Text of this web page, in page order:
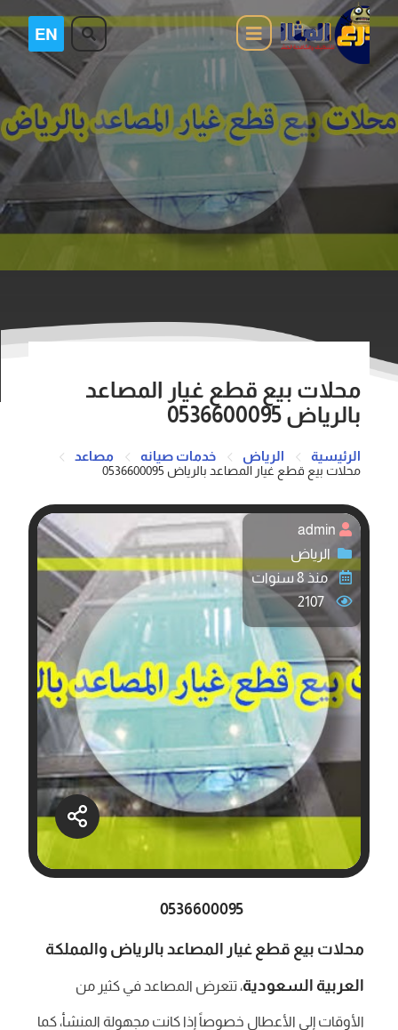
محلات بيع قطع غيار المصاعد
بالرياض 0536600095
الرئيسية الرياض خدمات صيانه مصاعد
محلات بيع قطع غيار المصاعد بالرياض 0536600095
admin
الرياض
منذ 8 سنوات
2107
0536600095
محلات بيع قطع غيار المصاعد بالرياض والمملكة
العربية السعودية، تتعرض المصاعد في كثير من
الأوقات إلى الأعطال خصوصاً إذا كانت مجهولة المنشأ، كما